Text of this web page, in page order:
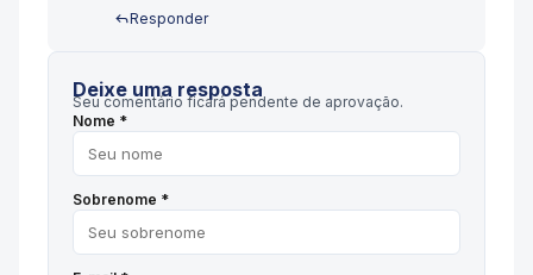
Responder
Deixe uma resposta
Seu comentário ficará pendente de aprovação.
Nome *
Sobrenome *